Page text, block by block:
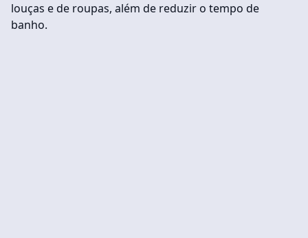
louças e de roupas, além de reduzir o tempo de
banho.